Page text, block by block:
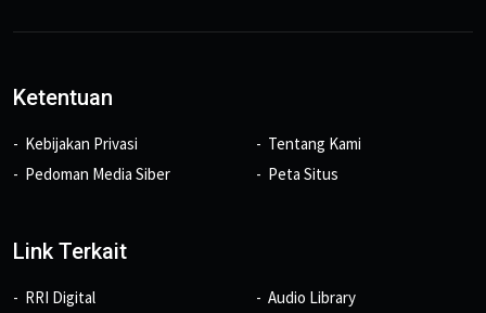
Ketentuan
Kebijakan Privasi
Pedoman Media Siber
Tentang Kami
Peta Situs
Link Terkait
RRI Digital
Audio Library